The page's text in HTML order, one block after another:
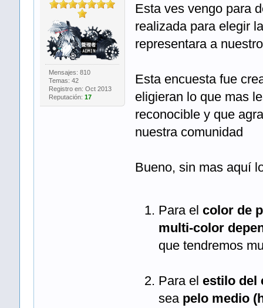
Mensajes: 810
Temas: 42
Registro en: Oct 2013
Reputación: 17
Esta ves vengo para
realizada para elegir
representara a
Esta encuesta fue
eligieran lo que mas
reconocible y que
nuestra comunidad
Bueno, sin mas aquí
Para el color de
multi-color
que tendremos
Para el estilo del
sea pelo medio